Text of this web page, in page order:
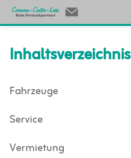
Inhaltsverzeichnis
Fahrzeuge
Service
Vermietung